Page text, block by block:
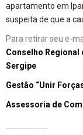
apartamento em
suspeita de que a
Para retirar seu e-
Conselho Regional
Sergipe
Gestão “Unir
Assessoria de